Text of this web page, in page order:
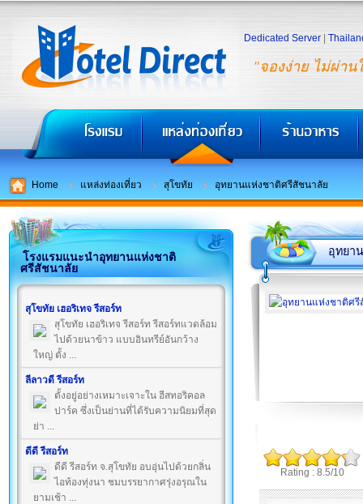
"จองง่าย ไม่ผ่าน
Dedicated Server
Home แหล่งท่องเที่ยว สุโขทัย อุทยานแห่งชาติศรีสัชนาลัย
โรงแรมแนะนำอุทยานแห่งชาติ
ศรีสัชนาลัย
สุโขทัย เฮอริเทจ รีสอร์ท
สุโขทัย เฮอริเทจ รีสอร์ท รีสอร์ทแวดล้อม
ไปด้วยนาข้าว แบบอินทรีย์อันกว้าง
ใหญ่ ตั้ง ...
ลีลาวดี รีสอร์ท
ตั้งอยู่อย่างเหมาะเจาะใน ฮีสทอริคอล
ปาร์ค ซึ่งเป็นย่านที่ได้รับความนิยมที่สุด
ย่า ...
ดีดี รีสอร์ท
ดีดี รีสอร์ท จ.สุโขทัย อบอุ่นไปด้วยกลิ่น
ไอท้องทุ่งนา ชมบรรยากาศรุ่งอรุณใน
ยามเช้า ...
อุทยา
Rating : 8.5/10